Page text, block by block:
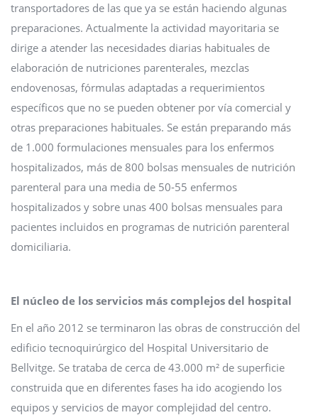
transportadores de las que ya se están haciendo algunas
preparaciones. Actualmente la actividad mayoritaria se
dirige a atender las necesidades diarias habituales de
elaboración de nutriciones parenterales, mezclas
endovenosas, fórmulas adaptadas a requerimientos
específicos que no se pueden obtener por vía comercial y
otras preparaciones habituales. Se están preparando más
de 1.000 formulaciones mensuales para los enfermos
hospitalizados, más de 800 bolsas mensuales de nutrición
parenteral para una media de 50-55 enfermos
hospitalizados y sobre unas 400 bolsas mensuales para
pacientes incluidos en programas de nutrición parenteral
domiciliaria.
El núcleo de los servicios más complejos del hospital
En el año 2012 se terminaron las obras de construcción del
edificio tecnoquirúrgico del Hospital Universitario de
Bellvitge. Se trataba de cerca de 43.000 m² de superficie
construida que en diferentes fases ha ido acogiendo los
equipos y servicios de mayor complejidad del centro.